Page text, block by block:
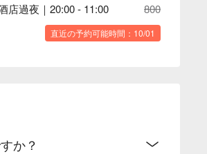
店過夜｜20:00 - 11:00
800
直近の予約可能時間：10/01
か？